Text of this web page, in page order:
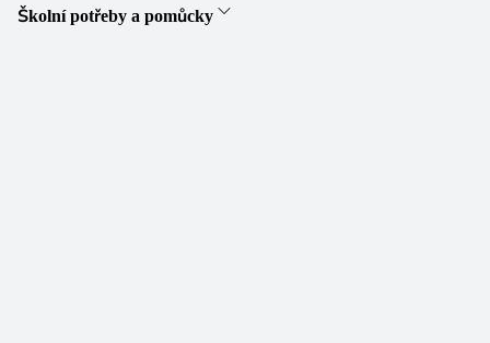
Školní potřeby a pomůcky